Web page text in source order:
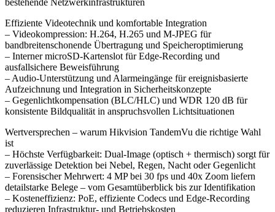
Effiziente Videotechnik und komfortable Integration
– Videokompression: H.264, H.265 und M-JPEG für
bandbreitenschonende Übertragung und Speicheroptimierung
– Interner microSD-Kartenslot für Edge-Recording und
ausfallsichere Beweisführung
– Audio-Unterstützung und Alarmeingänge für ereignisbasierte
Aufzeichnung und Integration in Sicherheitskonzepte
– Gegenlichtkompensation (BLC/HLC) und WDR 120 dB für
konsistente Bildqualität in anspruchsvollen Lichtsituationen
Wertversprechen – warum Hikvision TandemVu die richtige Wahl
ist
– Höchste Verfügbarkeit: Dual-Image (optisch + thermisch) sorgt für
zuverlässige Detektion bei Nebel, Regen, Nacht oder Gegenlicht
– Forensischer Mehrwert: 4 MP bei 30 fps und 40x Zoom liefern
detailstarke Belege – vom Gesamtüberblick bis zur Identifikation
– Kosteneffizienz: PoE, effiziente Codecs und Edge-Recording
reduzieren Infrastruktur- und Betriebskosten